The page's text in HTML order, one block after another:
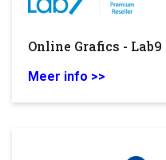
Online Grafics - Lab9
Meer info >>